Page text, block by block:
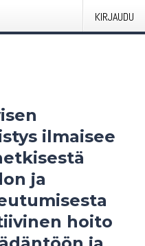
KIRJAUDU
ilmaisee
ja
hoito